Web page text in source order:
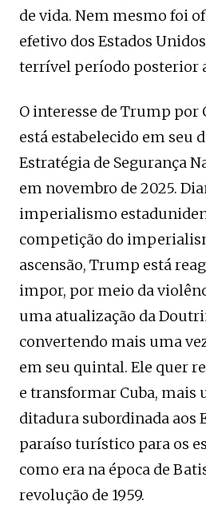
de vida. Nem mesmo foi
efetivo dos Estados
terrível período posterior
O interesse de Trump por
está estabelecido em seu
Estratégia de Segurança
em novembro de 2025.
imperialismo
competição do
ascensão, Trump está
impor, por meio da
uma atualização da
convertendo mais uma
em seu quintal. Ele quer
e transformar Cuba, mais
ditadura subordinada aos
paraíso turístico para os
como era na época de
revolução de 1959.